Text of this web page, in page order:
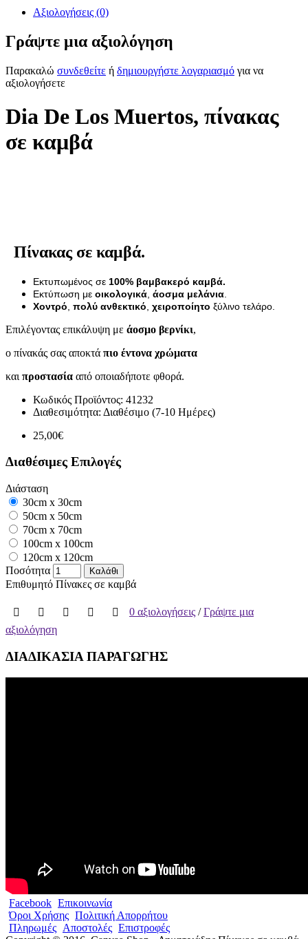
Αξιολογήσεις (0)
Γράψτε μια αξιολόγηση
Παρακαλώ συνδεθείτε ή δημιουργήστε λογαριασμό για να
αξιολογήσετε
Dia De Los Muertos, πίνακας
σε καμβά
Πίνακας σε καμβά.
Εκτυπωμένος σε 100% βαμβακερό καμβά.
Εκτύπωση με οικολογικά άοσμα μελάνια
Χοντρό πολύ ανθεκτικό χειροποίητο ξύλινο τελάρο.
Επιλέγοντας επικάλυψη με άοσμο βερνίκι,
ο πίνακάς σας αποκτά πιο έντονα χρώματα
και προστασία από οποιαδήποτε φθορά.
Κωδικός Προϊόντος: 41232
Διαθεσιμότητα: Διαθέσιμο (7-10 Ημέρες)
25,00€
Διαθέσιμες Επιλογές
Διάσταση
30cm x 30cm
50cm x 50cm
70cm x 70cm
100cm x 100cm
120cm x 120cm
Ποσότητα
Καλάθι
Επιθυμητό Πίνακες σε καμβά
0 αξιολογήσεις /Γράψτε μια
αξιολόγηση
ΔΙΑΔΙΚΑΣΙΑ ΠΑΡΑΓΩΓΗΣ
Facebook Επικοινωνία
Όροι Χρήσης Πολιτική Απορρήτου
Πληρωμές Αποστολές Επιστροφές